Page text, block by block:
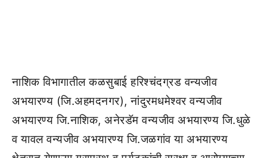
नाशिक विभागातील कळसुबाई हरिश्चंदग्रड वन्यजीव
अभयारण्य (जि.अहमदनगर), नांदुरमधमेश्वर वन्यजीव
अभयारण्य जि.नाशिक, अनेरडॅम वन्यजीव अभयारण्य जि.धुळे
व यावल वन्यजीव अभयारण्य जि.जळगांव या अभयारण्य